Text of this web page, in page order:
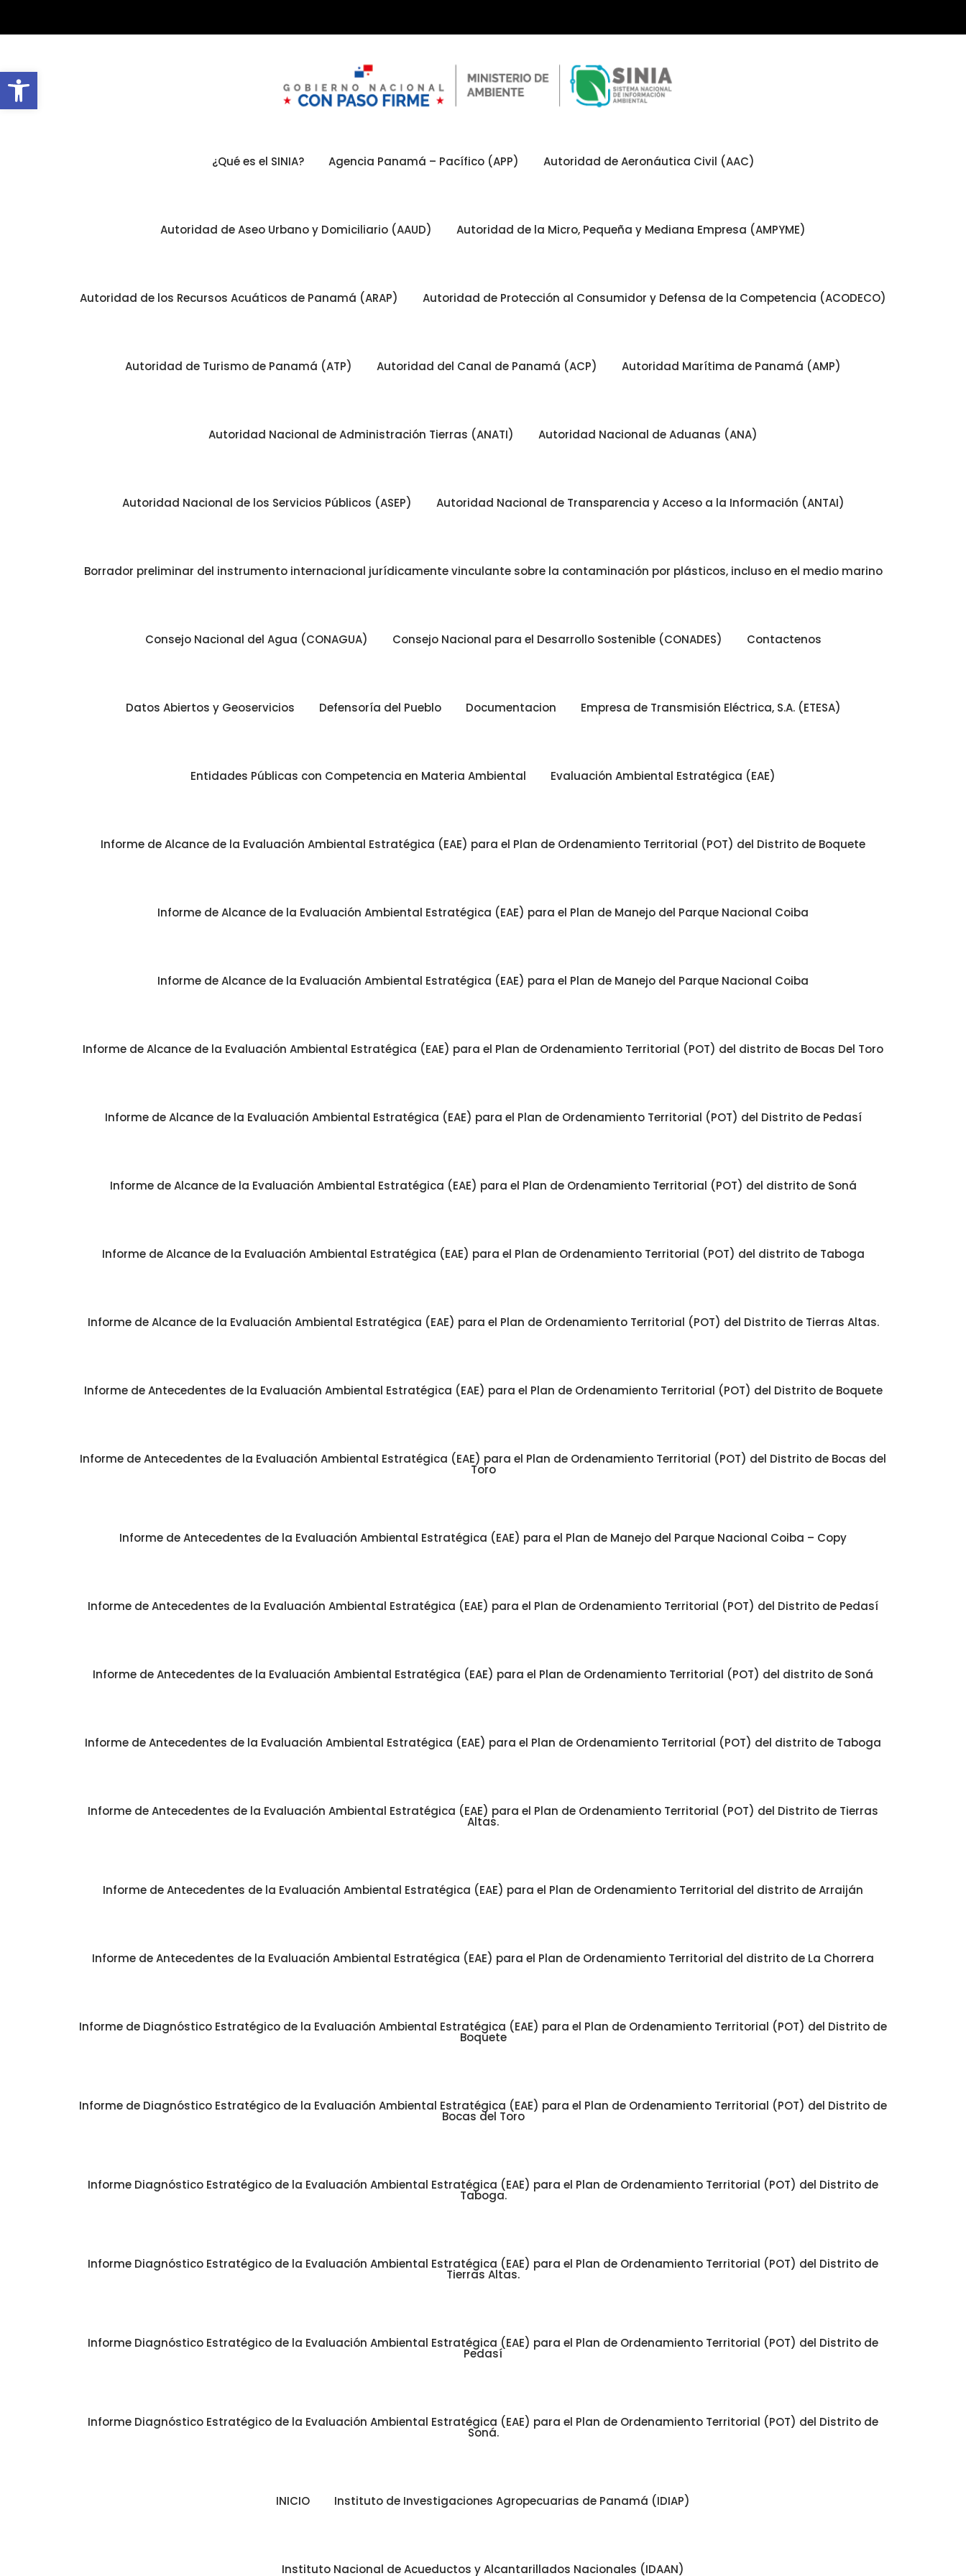
Abrir barra de herramientas
¿Qué es el SINIA? Agencia Panamá – Pacífico (APP) Autoridad de Aeronáutica Civil (AAC)
Autoridad de Aseo Urbano y Domiciliario (AAUD) Autoridad de la Micro, Pequeña y Mediana Empresa (AMPYME)
Autoridad de los Recursos Acuáticos de Panamá (ARAP) Autoridad de Protección al Consumidor y Defensa de la Competencia (ACODECO)
Autoridad de Turismo de Panamá (ATP) Autoridad del Canal de Panamá (ACP) Autoridad Marítima de Panamá (AMP)
Autoridad Nacional de Administración Tierras (ANATI) Autoridad Nacional de Aduanas (ANA)
Autoridad Nacional de los Servicios Públicos (ASEP) Autoridad Nacional de Transparencia y Acceso a la Información (ANTAI)
Borrador preliminar del instrumento internacional jurídicamente vinculante sobre la contaminación por plásticos, incluso en el medio marino
Consejo Nacional del Agua (CONAGUA) Consejo Nacional para el Desarrollo Sostenible (CONADES) Contactenos
Datos Abiertos y Geoservicios Defensoría del Pueblo Documentacion Empresa de Transmisión Eléctrica, S.A. (ETESA)
Entidades Públicas con Competencia en Materia Ambiental Evaluación Ambiental Estratégica (EAE)
Informe de Alcance de la Evaluación Ambiental Estratégica (EAE) para el Plan de Ordenamiento Territorial (POT) del Distrito de Boquete
Informe de Alcance de la Evaluación Ambiental Estratégica (EAE) para el Plan de Manejo del Parque Nacional Coiba
Informe de Alcance de la Evaluación Ambiental Estratégica (EAE) para el Plan de Manejo del Parque Nacional Coiba
Informe de Alcance de la Evaluación Ambiental Estratégica (EAE) para el Plan de Ordenamiento Territorial (POT) del distrito de Bocas Del Toro
Informe de Alcance de la Evaluación Ambiental Estratégica (EAE) para el Plan de Ordenamiento Territorial (POT) del Distrito de Pedasí
Informe de Alcance de la Evaluación Ambiental Estratégica (EAE) para el Plan de Ordenamiento Territorial (POT) del distrito de Soná
Informe de Alcance de la Evaluación Ambiental Estratégica (EAE) para el Plan de Ordenamiento Territorial (POT) del distrito de Taboga
Informe de Alcance de la Evaluación Ambiental Estratégica (EAE) para el Plan de Ordenamiento Territorial (POT) del Distrito de Tierras Altas.
Informe de Antecedentes de la Evaluación Ambiental Estratégica (EAE) para el Plan de Ordenamiento Territorial (POT) del Distrito de Boquete
Informe de Antecedentes de la Evaluación Ambiental Estratégica (EAE) para el Plan de Ordenamiento Territorial (POT) del Distrito de Bocas del
Toro
Informe de Antecedentes de la Evaluación Ambiental Estratégica (EAE) para el Plan de Manejo del Parque Nacional Coiba – Copy
Informe de Antecedentes de la Evaluación Ambiental Estratégica (EAE) para el Plan de Ordenamiento Territorial (POT) del Distrito de Pedasí
Informe de Antecedentes de la Evaluación Ambiental Estratégica (EAE) para el Plan de Ordenamiento Territorial (POT) del distrito de Soná
Informe de Antecedentes de la Evaluación Ambiental Estratégica (EAE) para el Plan de Ordenamiento Territorial (POT) del distrito de Taboga
Informe de Antecedentes de la Evaluación Ambiental Estratégica (EAE) para el Plan de Ordenamiento Territorial (POT) del Distrito de Tierras
Altas.
Informe de Antecedentes de la Evaluación Ambiental Estratégica (EAE) para el Plan de Ordenamiento Territorial del distrito de Arraiján
Informe de Antecedentes de la Evaluación Ambiental Estratégica (EAE) para el Plan de Ordenamiento Territorial del distrito de La Chorrera
Informe de Diagnóstico Estratégico de la Evaluación Ambiental Estratégica (EAE) para el Plan de Ordenamiento Territorial (POT) del Distrito de
Boquete
Informe de Diagnóstico Estratégico de la Evaluación Ambiental Estratégica (EAE) para el Plan de Ordenamiento Territorial (POT) del Distrito de
Bocas del Toro
Informe Diagnóstico Estratégico de la Evaluación Ambiental Estratégica (EAE) para el Plan de Ordenamiento Territorial (POT) del Distrito de
Taboga.
Informe Diagnóstico Estratégico de la Evaluación Ambiental Estratégica (EAE) para el Plan de Ordenamiento Territorial (POT) del Distrito de
Tierras Altas.
Informe Diagnóstico Estratégico de la Evaluación Ambiental Estratégica (EAE) para el Plan de Ordenamiento Territorial (POT) del Distrito de
Pedasí
Informe Diagnóstico Estratégico de la Evaluación Ambiental Estratégica (EAE) para el Plan de Ordenamiento Territorial (POT) del Distrito de
Soná.
INICIO Instituto de Investigaciones Agropecuarias de Panamá (IDIAP)
Instituto Nacional de Acueductos y Alcantarillados Nacionales (IDAAN)